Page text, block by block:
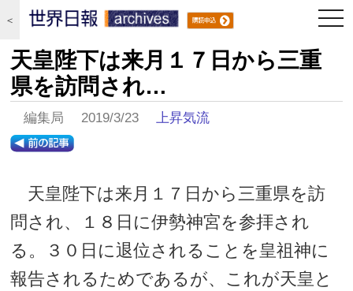
＜
天皇陛下は来月１７日から三重
県を訪問され…
編集局 2019/3/23上昇気流
天皇陛下は来月１７日から三重県を訪
問され、１８日に伊勢神宮を参拝され
る。３０日に退位されることを皇祖神に
報告されるためであるが、これが天皇と